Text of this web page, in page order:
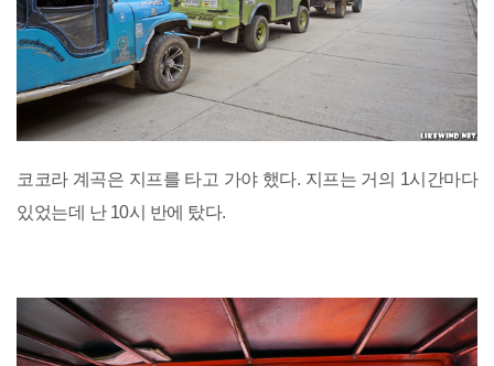
코코라 계곡은 지프를 타고 가야 했다. 지프는 거의 1시간마다
있었는데 난 10시 반에 탔다.